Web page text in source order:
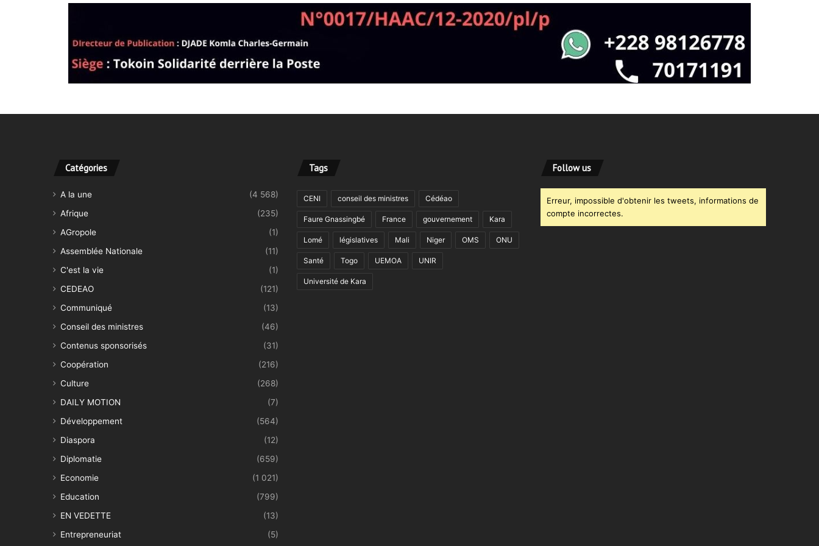
Catégories
A la une
(4 568)
Afrique
(235)
AGropole
(1)
Assemblée Nationale
(11)
C'est la vie
(1)
CEDEAO
(121)
Communiqué
(13)
Conseil des ministres
(46)
Contenus sponsorisés
(31)
Coopération
(216)
Culture
(268)
DAILY MOTION
(7)
Développement
(564)
Diaspora
(12)
Diplomatie
(659)
Economie
(1 021)
Education
(799)
EN VEDETTE
(13)
Entrepreneuriat
(5)
Tags
CENI conseil des ministres Cédéao
Faure Gnassingbé France gouvernement Kara
Lomé législatives Mali Niger OMS ONU
Santé Togo UEMOA UNIR
Université de Kara
Follow us
Erreur, impossible d'obtenir les tweets, informations de
compte incorrectes.